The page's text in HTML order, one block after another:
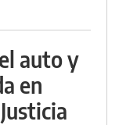
auto y
en